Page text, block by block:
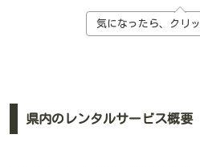
気になったら、クリ
県内のレンタルサービス概要